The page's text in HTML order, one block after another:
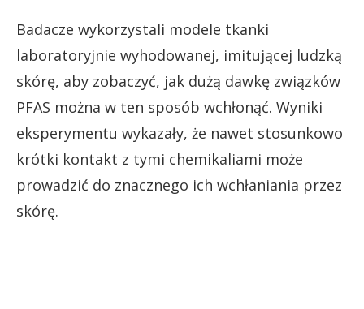
Badacze wykorzystali modele tkanki
laboratoryjnie wyhodowanej, imitującej ludzką
skórę, aby zobaczyć, jak dużą dawkę związków
PFAS można w ten sposób wchłonąć. Wyniki
eksperymentu wykazały, że nawet stosunkowo
krótki kontakt z tymi chemikaliami może
prowadzić do znacznego ich wchłaniania przez
skórę.